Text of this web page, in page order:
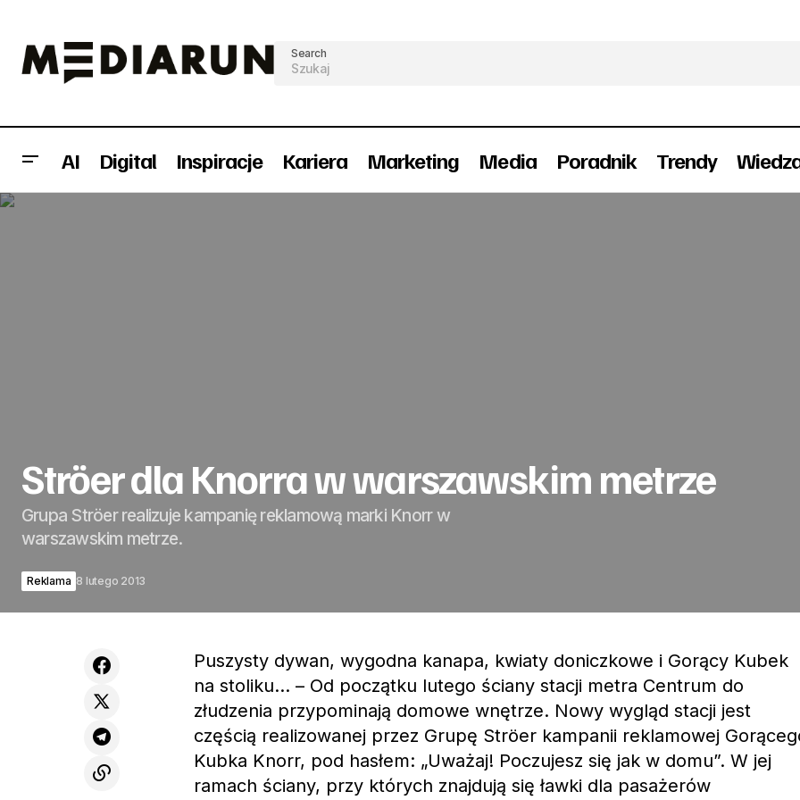
Search
AI Digital Inspiracje Kariera Marketing Media Poradnik Trendy
Ströer dla Knorra w warszawskim metrze
Grupa Ströer realizuje kampanię reklamową marki Knorr w
warszawskim metrze.
Reklama 8 lutego 2013
Puszysty dywan, wygodna kanapa, kwiaty doniczkowe i Gorący Kubek
na stoliku… – Od początku lutego ściany stacji metra Centrum do
złudzenia przypominają domowe wnętrze. Nowy wygląd stacji jest
częścią realizowanej przez Grupę Ströer kampanii reklamowej
Kubka Knorr, pod hasłem: „Uważaj! Poczujesz się jak w domu”. W jej
ramach ściany, przy których znajdują się ławki dla pasażerów